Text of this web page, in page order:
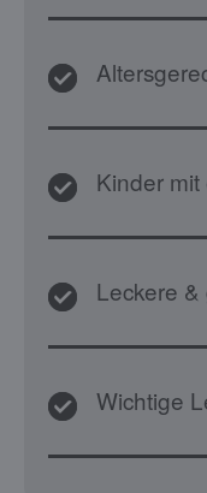
Kinder
Leckere
Wichtige